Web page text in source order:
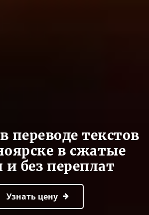
переводе текстов
в сжатые
и без переплат
Узнать цену